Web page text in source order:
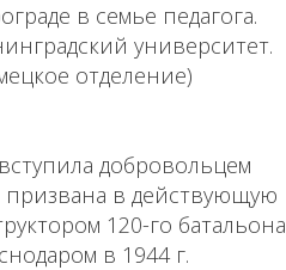
в семье педагога.
университет.
отделение)
добровольцем
в действующую
120-го батальона
в 1944 г.